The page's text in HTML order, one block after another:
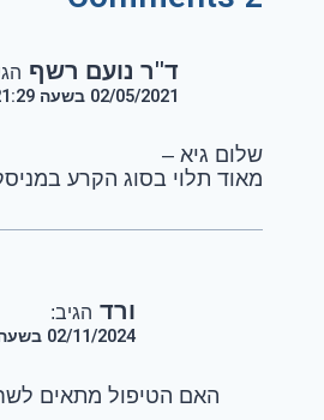
ד''ר נועם רשף
02/05/2021 בשעה 21:29
שלום גיא –
מאוד תלוי בסוג הקרע
ורד הגיב:
02/11/2024 בשעה 8:24
האם הטיפול מתאים